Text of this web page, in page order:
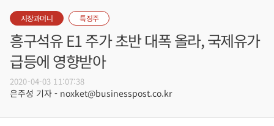
시장과머니 특징주
흥구석유 E1 주가 초반 대폭 올라, 국제유가
급등에 영향받아
2020-04-03 11:07:38
은주성 기자 - noxket@businesspost.co.kr